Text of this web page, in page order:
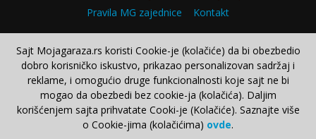
Pravila MG zajednice
Kontakt
Copyright © 2000–2026.
Sajt Mojagaraza.rs koristi Cookie-je (kolačiće) da bi obezbedio
dobro korisničko iskustvo, prikazao personalizovan sadržaj i
reklame, i omogućio druge funkcionalnosti koje sajt ne bi
mogao da obezbedi bez cookie-ja (kolačića). Daljim
korišćenjem sajta prihvatate Cooki-je (Kolačiće). Saznajte više
o Cookie-jima (kolačićima) ovde.